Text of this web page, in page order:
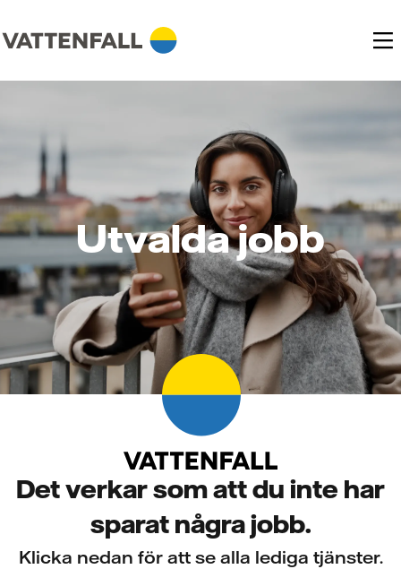
Utvalda jobb
Det verkar som att du inte har
sparat några jobb.
Klicka nedan för att se alla lediga tjänster.